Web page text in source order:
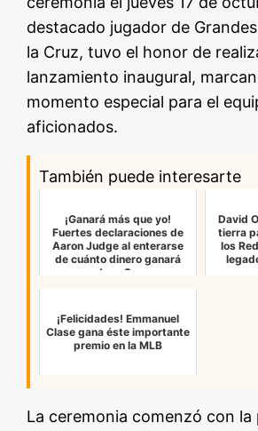
destacado jugador de
la Cruz, tuvo el honor de
lanzamiento inaugural,
momento especial para el
aficionados.
También puede interesarte
¡Ganará más que yo!
Fuertes declaraciones de
Aaron Judge al enterarse
de cuánto dinero ganará
Juan S…
David
tierra
los
¡Felicidades! Emmanuel
Clase gana éste importante
premio en la MLB
La ceremonia comenzó con la